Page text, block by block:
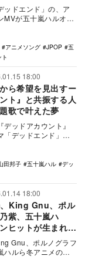
ッドエンド」の、ア
MVが五十嵐ハルオフ
ンネルにて公開され
アニメソング JPOP
五
18:00
ら希望を見出すー
ト』と共振する人
歌で叶えた夢
ッドアカウント』
「デッドエンド」を
田邦子 五十嵐ハル
デッ
18:00
King Gnu、ポル
紫、五十嵐ハ
ヒットが生まれ
題歌
Gnu、ポルノグラフ
ハルら冬アニメの注